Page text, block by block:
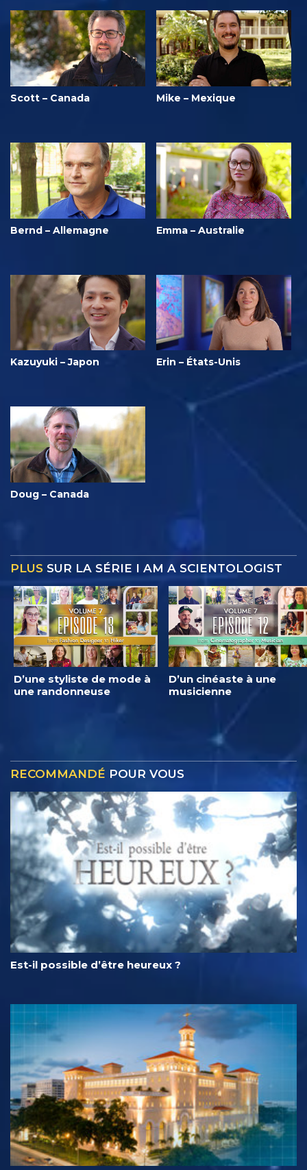
Scott – Canada Mike – Mexique
Bernd – Allemagne Emma – Australie
Kazuyuki – Japon Erin – États-Unis
Doug – Canada
PLUS SUR LA SÉRIE I AM A SCIENTOLOGIST
D’une styliste de mode à
une randonneuse
D’un cinéaste à une
musicienne
RECOMMANDÉ POUR VOUS
Est-il possible d’être heureux ?